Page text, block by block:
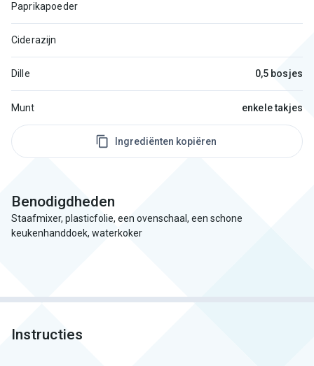
Paprikapoeder
Ciderazijn
Dille 0,5 bosjes
Munt enkele takjes
Ingrediënten kopiëren
Benodigdheden
Staafmixer, plasticfolie, een ovenschaal, een schone
keukenhanddoek, waterkoker
Instructies